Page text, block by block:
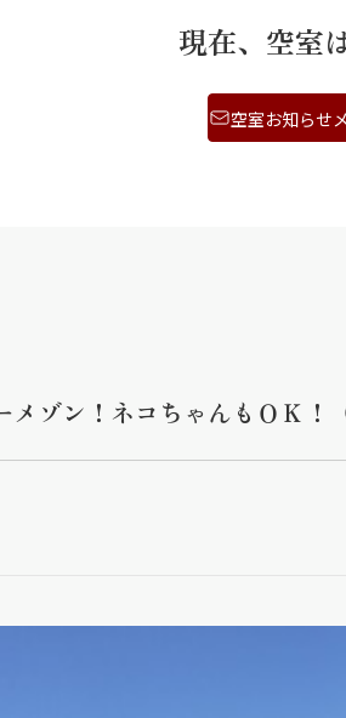
現在、空室
空室お知らせ
ゾン！ネコちゃんもＯＫ！